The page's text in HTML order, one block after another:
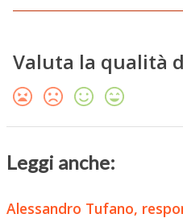
Valuta la qualità
Leggi anche:
Alessandro Tufano,